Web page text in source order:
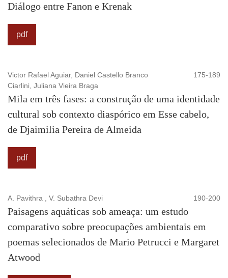
Diálogo entre Fanon e Krenak
pdf
Victor Rafael Aguiar, Daniel Castello Branco
Ciarlini, Juliana Vieira Braga
175-189
Mila em três fases: a construção de uma identidade
cultural sob contexto diaspórico em Esse cabelo,
de Djaimilia Pereira de Almeida
pdf
A. Pavithra , V. Subathra Devi 190-200
Paisagens aquáticas sob ameaça: um estudo
comparativo sobre preocupações ambientais em
poemas selecionados de Mario Petrucci e Margaret
Atwood